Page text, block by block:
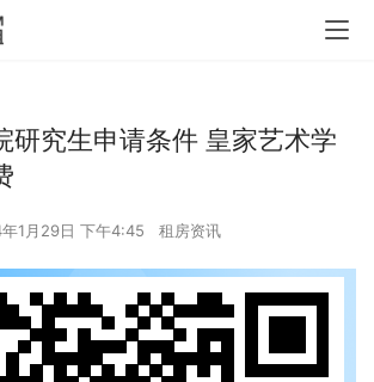
研究生申请条件 皇家艺术学
1月29日 下午4:45 租房资讯